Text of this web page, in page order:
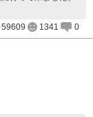
59609
1341 0